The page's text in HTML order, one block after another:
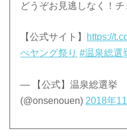
どうぞお見逃しなく！チ
【公式サイト】 https://
ぺヤング祭り #温泉総選
— 【公式】温泉総選挙
(@onsenouen) 2018年